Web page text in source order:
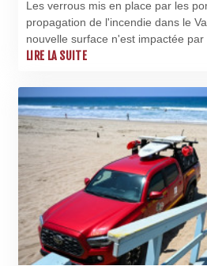
Les verrous mis en place par les
propagation de l'incendie dans le
nouvelle surface n'est impactée
que le mégafeu de Gironde reste
LIRE LA SUITE